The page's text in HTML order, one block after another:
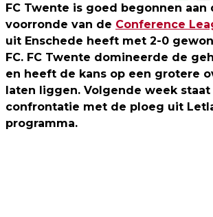
FC Twente is goed begonnen aan
voorronde van de Conference
uit Enschede heeft met 2-0
FC. FC Twente domineerde de
en heeft de kans op een grotere
laten liggen. Volgende week
confrontatie met de ploeg uit
programma.